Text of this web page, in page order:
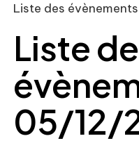
Liste des évènements
Liste
05/12/